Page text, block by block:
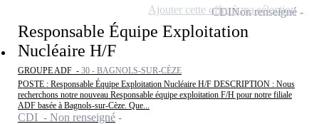
Responsable Équipe Exploitation
Nucléaire H/F
GROUPE ADF - 30 - BAGNOLS-SUR-CÈZE
POSTE : Responsable Équipe Exploitation Nucléaire H/F DESCRIPTION : Nous
recherchons notre nouveau Responsable équipe exploitation F/H pour notre filiale
ADF basée à Bagnols-sur-Cèze. Que...
CDI - Non renseigné
CDINon renseigné
Ajouter cette offre à ma sélection